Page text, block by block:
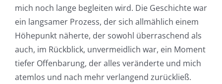
mich noch lange begleiten wird. Die Geschichte war
ein langsamer Prozess, der sich allmählich einem
Höhepunkt näherte, der sowohl überraschend als
auch, im Rückblick, unvermeidlich war, ein Moment
tiefer Offenbarung, der alles veränderte und mich
atemlos und nach mehr verlangend zurückließ.